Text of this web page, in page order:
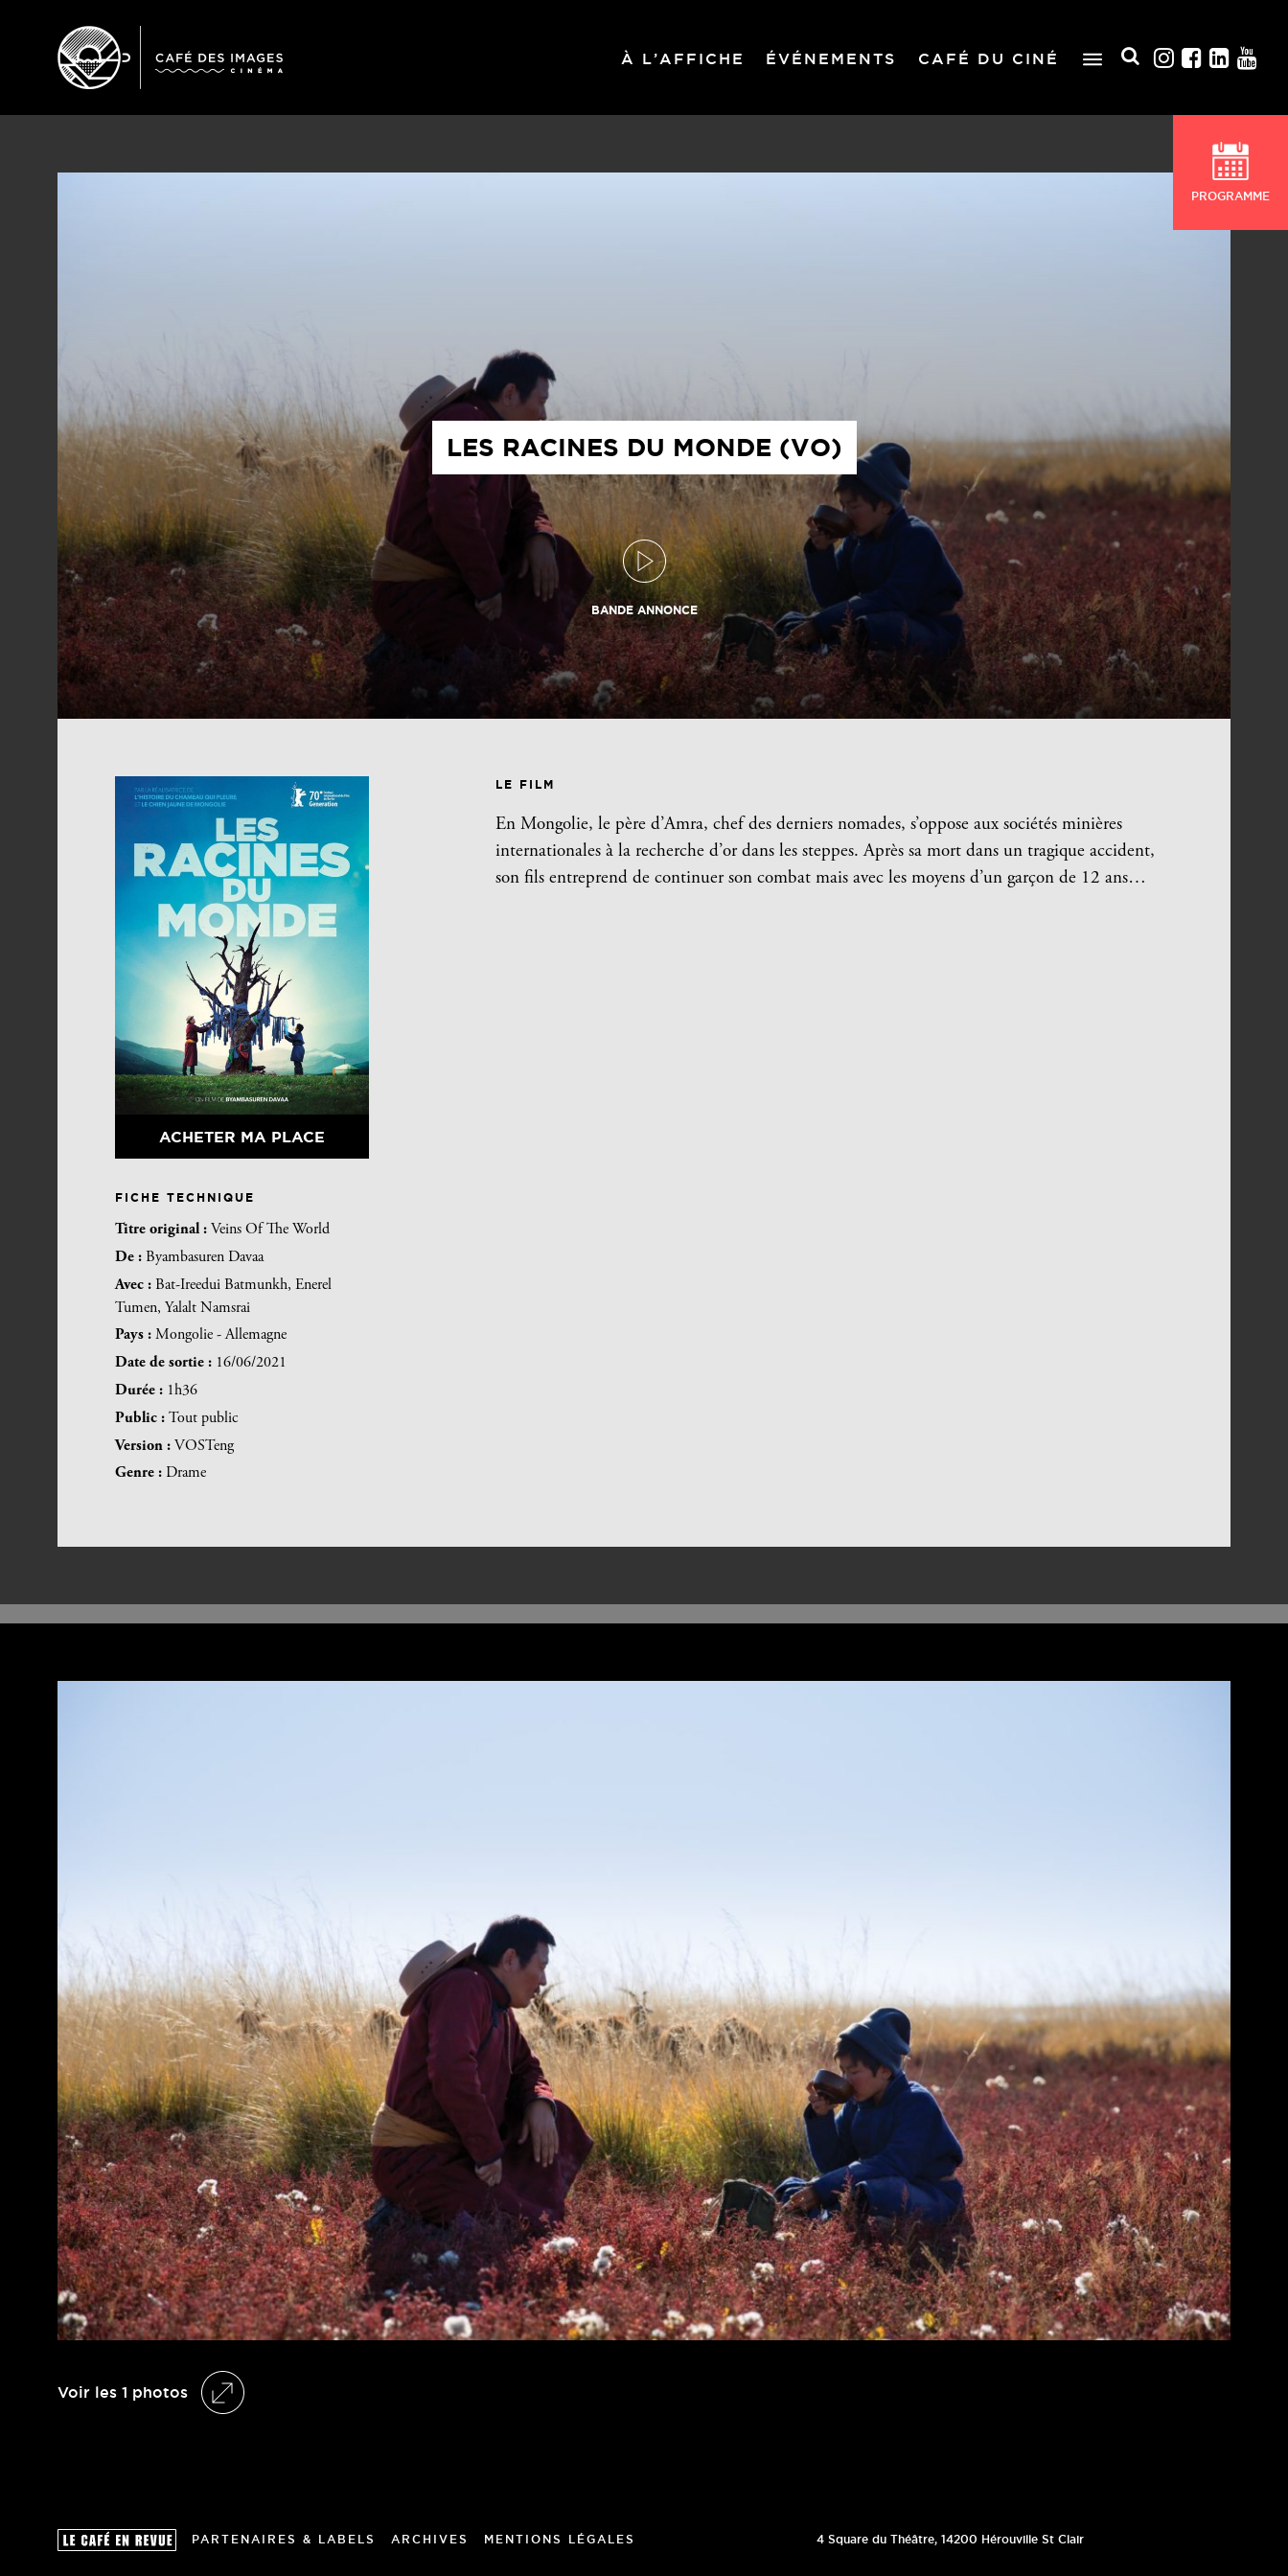
À L’AFFICHE ÉVÉNEMENTS CAFÉ DU CINÉ
LES RACINES DU MONDE (VO)
BANDE ANNONCE
ACHETER MA PLACE
FICHE TECHNIQUE
Titre original : Veins Of The World
De : Byambasuren Davaa
Avec : Bat-Ireedui Batmunkh, Enerel
Tumen, Yalalt Namsrai
Pays : Mongolie - Allemagne
Date de sortie : 16/06/2021
Durée : 1h36
Public : Tout public
Version : VOSTeng
Genre : Drame
LE FILM
En Mongolie, le père d’Amra, chef des derniers nomades, s’oppose aux sociétés minières
internationales à la recherche d’or dans les steppes. Après sa mort dans un tragique accident,
son fils entreprend de continuer son combat mais avec les moyens d’un garçon de 12 ans…
Voir les 1 photos
PROGRAMME
PARTENAIRES & LABELS ARCHIVES MENTIONS LÉGALES 4 Square du Théâtre 14200 Hérouville St Clair